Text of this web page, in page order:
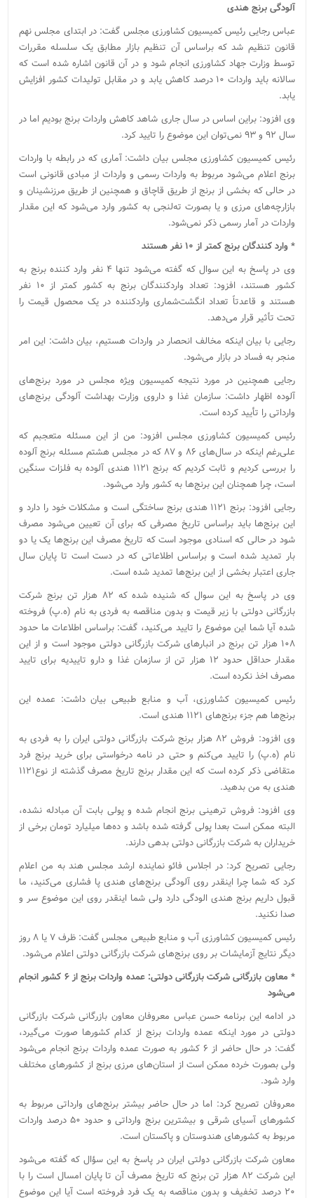
آلودگی برنج‌ هندی
عباس رجایی رئیس کمیسیون کشاورزی مجلس گفت: در ابتدای مجلس نهم
قانون تنظیم شد که براساس آن تنظیم بازار مطابق یک سلسله مقررات
توسط وزارت جهاد کشاورزی انجام شود و در آن قانون اشاره شده است که
سالانه باید واردات ۱۰ درصد کاهش یابد و در مقابل تولیدات کشور افزایش
یابد.
وی افزود: براین اساس در سال جاری شاهد کاهش واردات برنج بودیم اما در
سال ۹۲ و ۹۳ نمی‌توان این موضوع را تایید کرد.
رئیس کمیسیون کشاورزی مجلس بیان داشت: آماری که در رابطه با واردات
برنج اعلام می‌شود مربوط به واردات رسمی و واردات از مبادی قانونی است
در حالی که بخشی از برنج از طریق قاچاق و همچنین از طریق مرزنشینان و
بازارچه‌های مرزی و یا بصورت ته‌لنجی به کشور وارد می‌شود که این مقدار
واردات در آمار رسمی ذکر نمی‌شود.
* وارد کنندگان برنج کمتر از ۱۰ نفر هستند
وی در پاسخ به این سوال که گفته می‌شود تنها ۴ نفر وارد کننده برنج به
کشور هستند، افزود: تعداد واردکنندگان برنج به کشور کمتر از ۱۰ نفر
هستند و قاعدتاً تعداد انگشت‌شماری واردکننده در یک محصول قیمت را
تحت تأثیر قرار می‌دهد.
رجایی با بیان اینکه مخالف انحصار در واردات هستیم، بیان داشت: این امر
منجر به فساد در بازار می‌شود.
رجایی همچنین در مورد نتیجه کمیسیون ویژه مجلس در مورد برنج‌های
آلوده اظهار داشت: سازمان غذا و داروی وزارت بهداشت آلودگی برنج‌های
وارداتی را تأیید کرده است.
رئیس کمیسیون کشاورزی مجلس افزود: من از این مسئله متعجبم که
علی‌رغم اینکه در سال‌های ۸۶ و ۸۷ که در مجلس هشتم مسئله برنج آلوده
را بررسی کردیم و ثابت کردیم که برنج ۱۱۲۱ هندی آلوده به فلزات سنگین
است، چرا همچنان این برنج‌ها به کشور وارد می‌شود.
رجایی افزود: برنج ۱۱۲۱ هندی برنج ساختگی است و مشکلات خود را دارد و
این برنج‌ها باید براساس تاریخ مصرفی که برای آن تعیین می‌شود مصرف
شود در حالی که اسنادی موجود است که تاریخ مصرف این برنج‌ها یک یا دو
بار تمدید شده است و براساس اطلاعاتی که در دست است تا پایان سال
جاری اعتبار بخشی از این برنج‌ها تمدید شده است.
وی در پاسخ به این سوال که شنیده شده که ۸۲ هزار تن برنج شرکت
بازرگانی دولتی با زیر قیمت و بدون مناقصه به فردی به نام (ه.پ) فروخته
شده آیا شما این موضوع را تایید می‌کنید، گفت: براساس اطلاعات ما حدود
۱۰۸ هزار تن برنج در انبارهای شرکت بازرگانی دولتی موجود است و از این
مقدار حداقل حدود ۱۲ هزار تن از سازمان غذا و دارو تاییدیه برای تایید
مصرف اخذ نکرده است.
رئیس کمیسیون کشاورزی، آب و منابع طبیعی بیان داشت: عمده این
برنج‌ها هم جزء برنج‌های ۱۱۲۱ هندی است.
وی افزود: فروش ۸۲ هزار برنج شرکت بازرگانی دولتی ایران را به فردی به
نام (ه.پ) را تایید می‌کنم و حتی در نامه درخواستی برای خرید برنج فرد
متقاضی ذکر کرده است که این مقدار برنج تاریخ مصرف گذشته از نوع۱۱۲۱
هندی به من بدهید.
وی افزود: فروش ترهینی برنج انجام شده و پولی بابت آن مبادله نشده،
البته ممکن است بعدا پولی گرفته شده باشد و ده‌ها میلیارد تومان برخی از
خریداران به شرکت بازرگانی دولتی بدهی دارند.
رجایی تصریح کرد: در اجلاس فائو نماینده ارشد مجلس هند به من اعلام
کرد که شما چرا اینقدر روی آلودگی برنج‌های هندی پا فشاری می‌کنید، ما
قبول داریم برنج هندی الودگی دارد ولی شما اینقدر روی این موضوع سر و
صدا نکنید.
رئیس کمیسیون کشاورزی آب و منابع طبیعی مجلس گفت: ظرف ۷ یا ۸ روز
دیگر نتایج آزمایشات بر روی برنج‌های شرکت بازرگانی دولتی اعلام می‌شود.
* معاون بازرگانی شرکت بازرگانی دولتی: عمده واردات برنج از ۶ کشور انجام
می‌شود
در ادامه این برنامه حسن عباس معروفان معاون بازرگانی شرکت بازرگانی
دولتی در مورد اینکه عمده واردات برنج از کدام کشورها صورت می‌گیرد،
گفت: در حال حاضر از ۶ کشور به صورت عمده واردات برنج انجام می‌شود
ولی بصورت خرده ممکن است از استان‌های مرزی برنج از کشورهای مختلف
وارد شود.
معروفان تصریح کرد: اما در حال حاضر بیشتر برنج‌های وارداتی مربوط به
کشورهای آسیای شرقی و بیشترین برنج وارداتی و حدود ۵۰ درصد واردات
مربوط به کشور‌های هندوستان و پاکستان است.
معاون شرکت بازرگانی دولتی ایران در پاسخ به این سؤال که گفته می‌شود
این شرکت ۸۲ هزار تن برنج که تاریخ مصرف آن تا پایان امسال است را با
۲۰ درصد تخفیف و بدون مناقصه به یک فرد فروخته است آیا این موضوع